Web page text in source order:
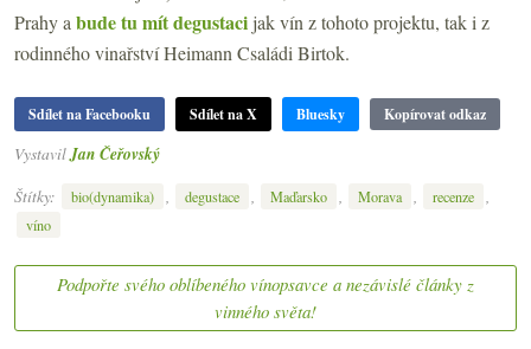
Prahy a bude tu mít degustaci jak vín z tohoto projektu, tak i z
rodinného vinařství Heimann Családi Birtok.
Sdílet na Facebooku Sdílet na X Bluesky Kopírovat odkaz
Vystavil Jan Čeřovský
Štítky:
bio(dynamika) , degustace , Maďarsko , Morava , recenze ,
víno
Podpořte svého oblíbeného vínopsavce a nezávislé články z
vinného světa!